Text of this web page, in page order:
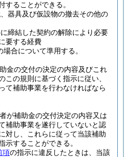
することができる。
器具及び仮設物の撤去その他の
締結した契約の解除により必要
要する経費
場合について準用する。
金の交付の決定の内容及びこれ
この規則に基づく指示に従い、
て補助事業を行わなければなら
が補助金の交付決定の内容又は
補助事業を遂行していないと認
対し、これらに従って当該補助
示することができる。
項の指示に違反したときは、当該